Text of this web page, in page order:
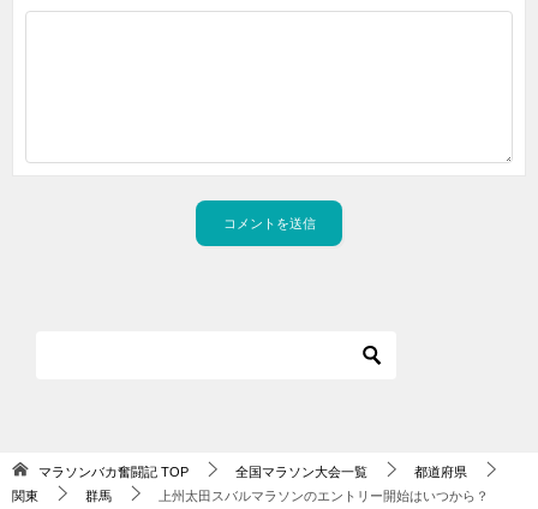
マラソンバカ奮闘記 TOP 全国マラソン大会一覧
都道府県
関東
群馬 上州太田スバルマラソンのエントリー開始はいつから？